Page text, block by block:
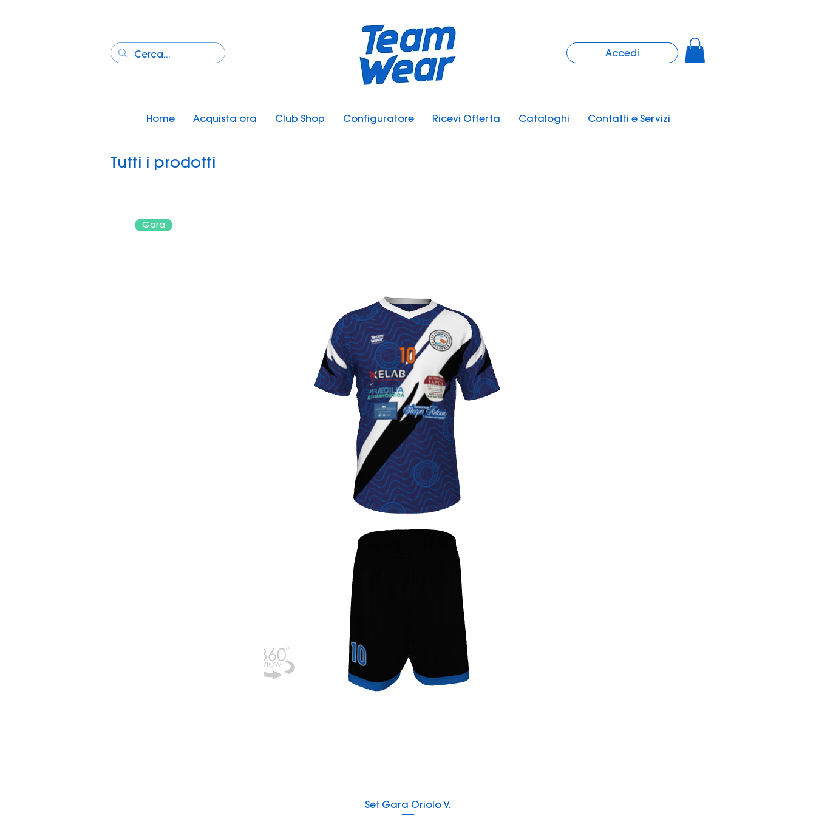
Accedi
Home Acquista ora Club Shop Configuratore Ricevi Offerta Cataloghi Contatti e Servizi
Tutti i prodotti
Vista rapida
Gara
Set Gara Oriolo V.